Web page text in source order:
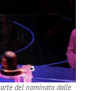
del nominato dalle